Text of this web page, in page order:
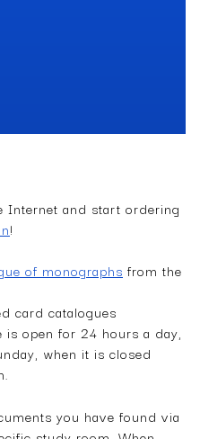
Internet and s­tart ordering
!
of monographs from the
card catalogues
is open for 24 hours a day,
when it is closed
you have found via